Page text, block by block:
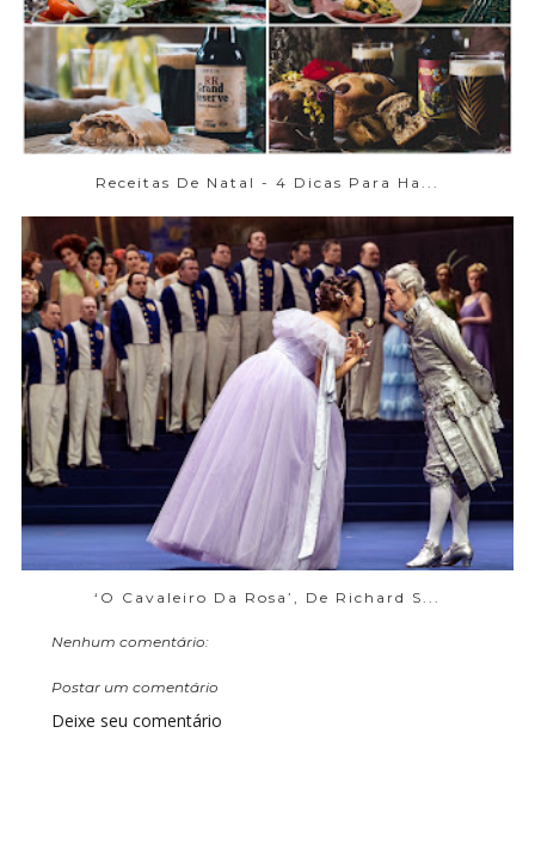
Receitas De Natal - 4 Dicas Para Ha...
‘O Cavaleiro Da Rosa’, De Richard S...
Nenhum comentário:
Postar um comentário
Deixe seu comentário